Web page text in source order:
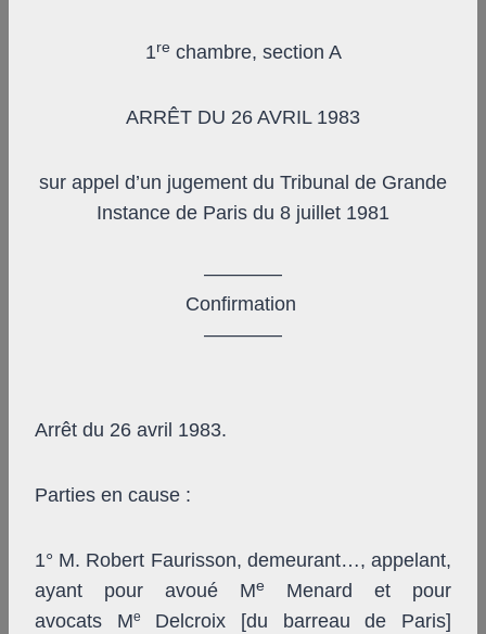
1rechambre, section A
ARRÊT DU 26 AVRIL 1983
sur appel d’un jugement du Tribunal de Grande
Instance de Paris du 8 juillet 1981
————
Confirmation
————
Arrêt du 26 avril 1983.
Parties en cause :
1° M. Robert Faurisson, demeurant…, appelant,
ayant pour avoué Me
Menard et pour
avocats Me
Delcroix [du barreau de Paris]